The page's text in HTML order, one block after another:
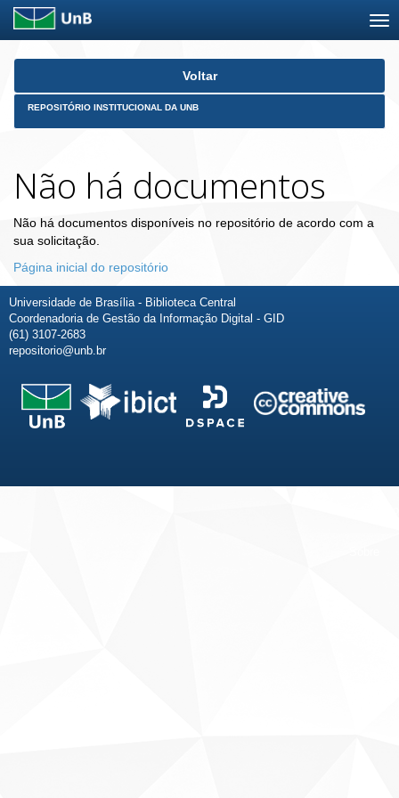
Skip
Voltar
REPOSITÓRIO INSTITUCIONAL DA UNB
Não há documentos
Não há documentos disponíveis no repositório de acordo com a
sua solicitação.
Página inicial do repositório
Universidade de Brasília - Biblioteca Central
Coordenadoria de Gestão da Informação Digital - GID
(61) 3107-2683
repositorio@unb.br